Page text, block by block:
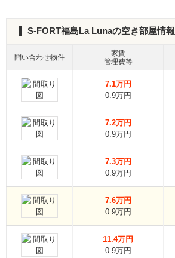
S-FORT福島La Lunaの空き部屋情報
問い合わせ物件
家賃
管理費等
7.1万円
0.9万円
7.2万円
0.9万円
7.3万円
0.9万円
7.6万円
0.9万円
11.4万円
0.9万円